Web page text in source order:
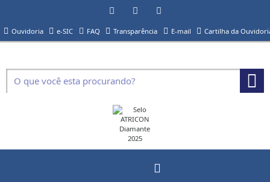
Ouvidoria e-SIC FAQ Transparência E-mail Cartilha da